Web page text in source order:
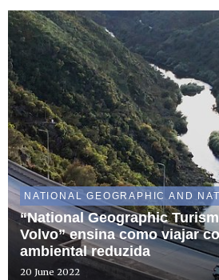
“National Geographic
Volvo” ensina como viajar
ambiental reduzida
20 June 2022